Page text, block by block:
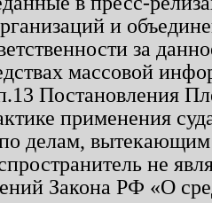
и
за
массовой
Постановления
применения
делам, вытекающим
не
Закона РФ «О